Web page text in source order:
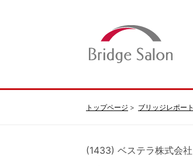
トップページ ブリッジレポート
(1433) ベステラ株式会社